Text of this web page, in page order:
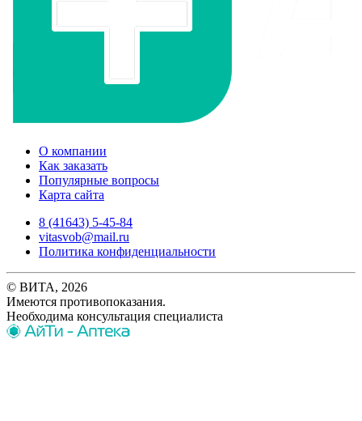
О компании
Как заказать
Популярные вопросы
Карта сайта
8 (41643) 5-45-84
vitasvob@mail.ru
Политика конфиденциальности
© ВИТА, 2026
Имеются противопоказания.
Необходима консультация специалиста